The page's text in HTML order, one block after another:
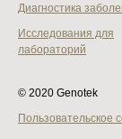
Диагностика
Исследования для
лабораторий
© 2020 Genotek
Пользовательское